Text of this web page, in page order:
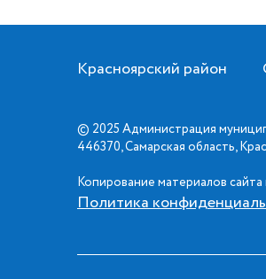
Красноярский район
© 2025 Администрация
446370, Самарская область,
Копирование материалов
Политика